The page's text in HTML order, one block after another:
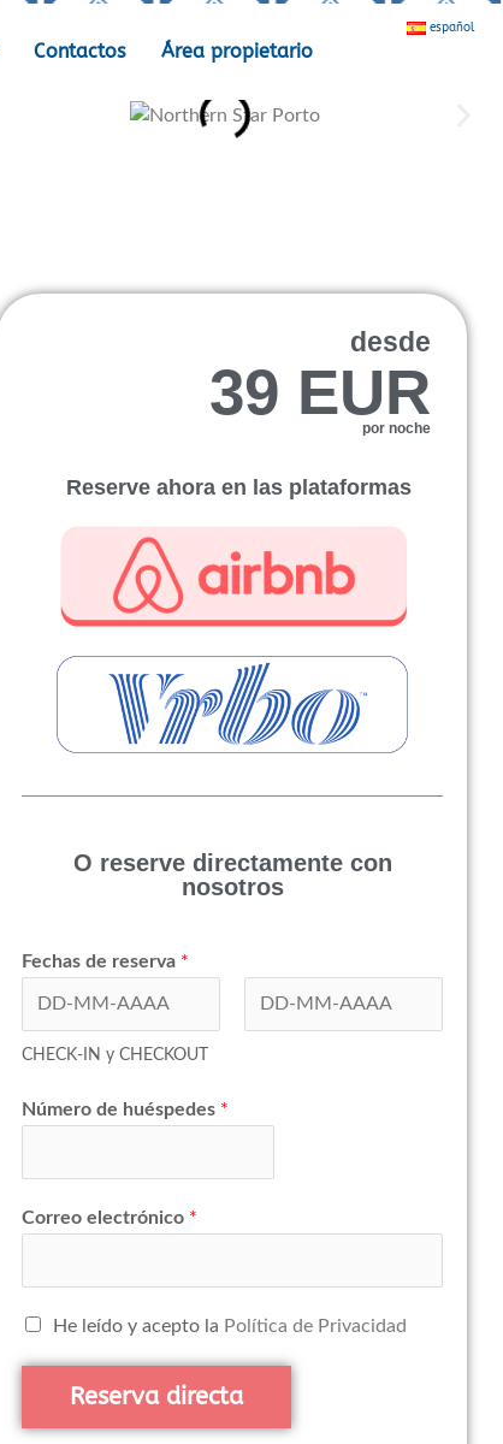
Contactos Área propietario
español
desde
39 EUR
por noche
Reserve ahora en las plataformas
O reserve directamente con
nosotros
Fechas de reserva *
Nombre
CHECK-IN y CHECKOUT
Número de huéspedes *
Correo electrónico *
He leído y acepto la Política de Privacidad
Reserva directa